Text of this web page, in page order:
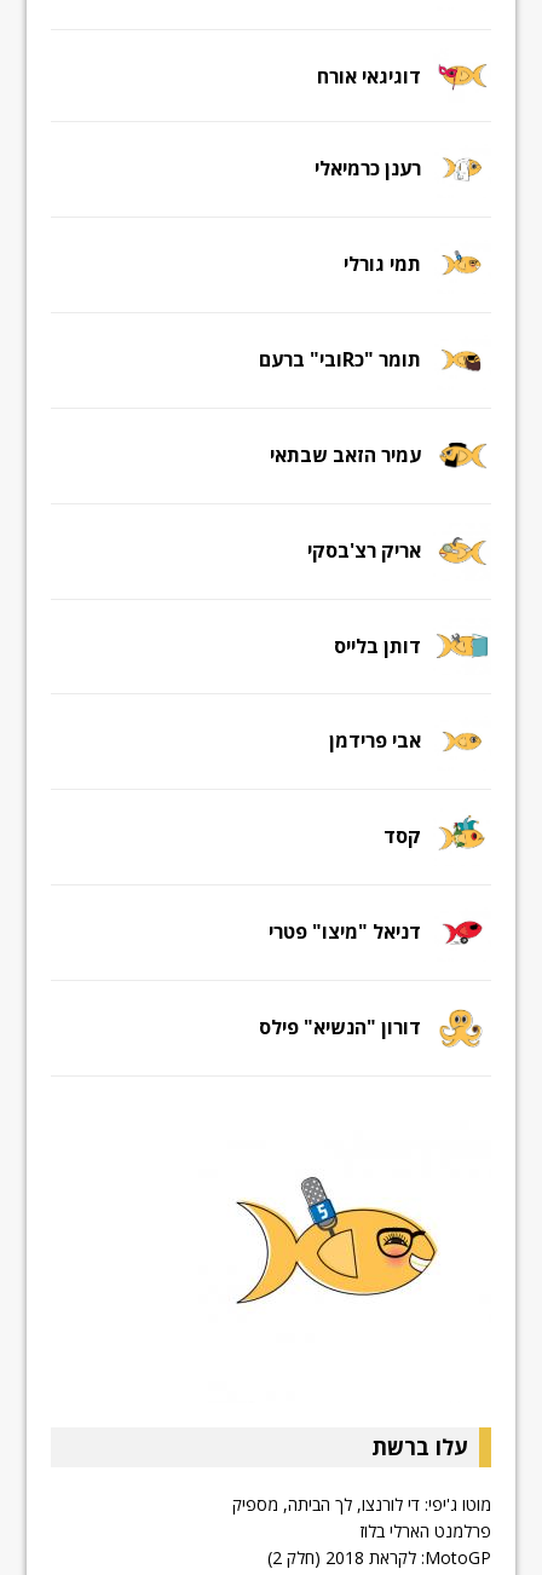
דוגיגאי אורח
רענן כרמיאלי
תמי גורלי
תומר "כRובי" ברעם
עמיר הזאב שבתאי
אריק רצ'בסקי
דותן בלייס
אבי פרידמן
קסד
דניאל "מיצו" פטרי
דורון "הנשיא" פילס
עלו ברשת
מוטו ג'יפי: די לורנצו, לך הביתה, מספיק
פרלמנט הארלי בלוז
MotoGP: לקראת 2018 (חלק 2)